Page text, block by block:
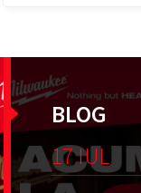
BLOG
17 IUL